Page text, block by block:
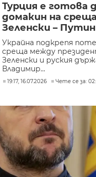
Турция е готова
домакин на среща
Зеленски – Путин
Украйна подкрепя
среща между
Зеленски и руския
Владимир...
19:17, 16.07.2026 Чете се за: